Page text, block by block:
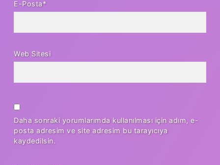
E-Posta*
Web Sitesi
Daha sonraki yorumlarımda kullanılması için adım, e-
posta adresim ve site adresim bu tarayıcıya
kaydedilsin.